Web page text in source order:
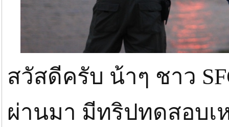
สวัสดีครับ น้าๆ ชาว
ผ่านมา มีทริปทดสอบเ